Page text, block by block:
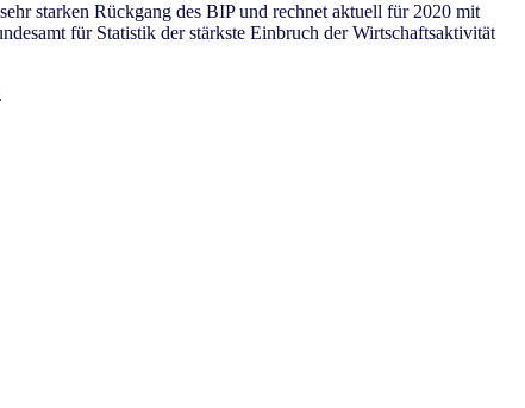
starken Rückgang des BIP und rechnet aktuell für 2020 mit
für Statistik der stärkste Einbruch der Wirtschaftsaktivität